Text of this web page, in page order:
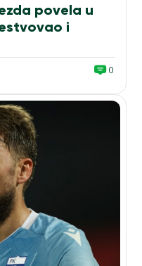
povela u
i
0